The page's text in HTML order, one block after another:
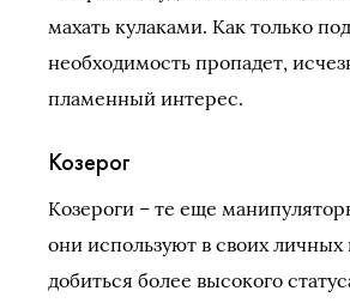
махать кулаками. Как только
необходимость пропадет,
пламенный интерес.
Козерог
Козероги – те еще
они используют в своих личных
добиться более высокого